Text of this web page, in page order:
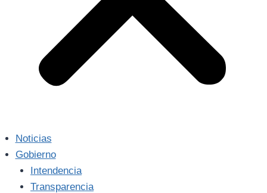
Noticias
Gobierno
Intendencia
Transparencia